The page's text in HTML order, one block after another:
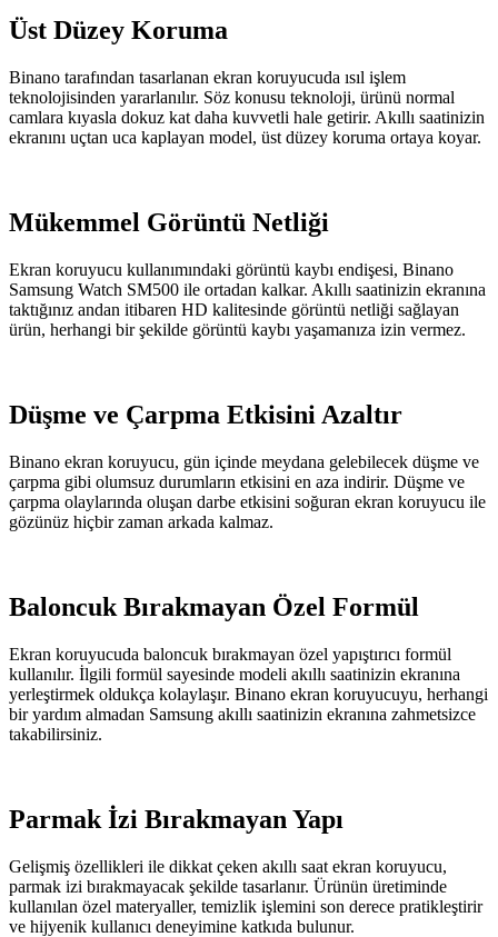
Üst Düzey Koruma
Binano tarafından tasarlanan ekran koruyucuda ısıl işlem
teknolojisinden yararlanılır. Söz konusu teknoloji, ürünü normal
camlara kıyasla dokuz kat daha kuvvetli hale getirir. Akıllı saatinizin
ekranını uçtan uca kaplayan model, üst düzey koruma ortaya koyar.
Mükemmel Görüntü Netliği
Ekran koruyucu kullanımındaki görüntü kaybı endişesi, Binano
Samsung Watch SM500 ile ortadan kalkar. Akıllı saatinizin ekranına
taktığınız andan itibaren HD kalitesinde görüntü netliği sağlayan
ürün, herhangi bir şekilde görüntü kaybı yaşamanıza izin vermez.
Düşme ve Çarpma Etkisini Azaltır
Binano ekran koruyucu, gün içinde meydana gelebilecek düşme ve
çarpma gibi olumsuz durumların etkisini en aza indirir. Düşme ve
çarpma olaylarında oluşan darbe etkisini soğuran ekran koruyucu ile
gözünüz hiçbir zaman arkada kalmaz.
Baloncuk Bırakmayan Özel Formül
Ekran koruyucuda baloncuk bırakmayan özel yapıştırıcı formül
kullanılır. İlgili formül sayesinde modeli akıllı saatinizin ekranına
yerleştirmek oldukça kolaylaşır. Binano ekran koruyucuyu, herhangi
bir yardım almadan Samsung akıllı saatinizin ekranına zahmetsizce
takabilirsiniz.
Parmak İzi Bırakmayan Yapı
Gelişmiş özellikleri ile dikkat çeken akıllı saat ekran koruyucu,
parmak izi bırakmayacak şekilde tasarlanır. Ürünün üretiminde
kullanılan özel materyaller, temizlik işlemini son derece pratikleştirir
ve hijyenik kullanıcı deneyimine katkıda bulunur.